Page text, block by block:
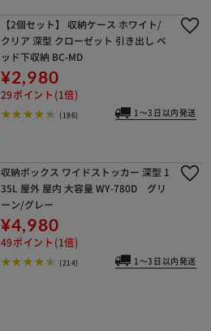
【2個セット】 収納ケース ホワイト/
クリア 深型 クローゼット 引き出し ベ
ッド下収納 BC-MD
¥2,980
29ポイント(1倍)
(196) 1～3日以内発送
収納ボックス ワイドストッカー 深型 1
35L 屋外 屋内 大容量 WY-780D グリ
ーン/グレー
¥4,980
49ポイント(1倍)
(214) 1～3日以内発送